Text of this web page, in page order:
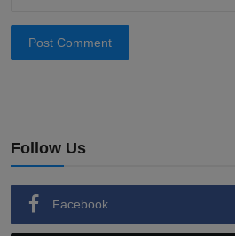
Post Comment
Follow Us
Facebook